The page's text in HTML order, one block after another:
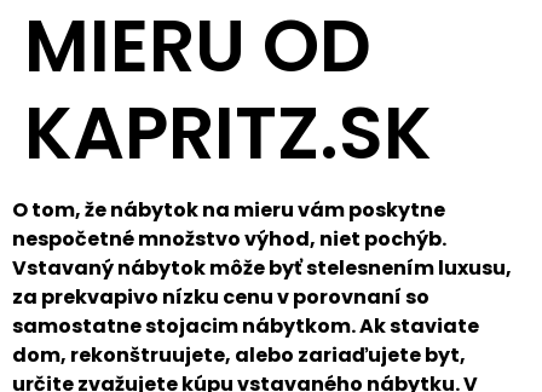
MIERU OD
KAPRITZ.SK
O tom, že nábytok na mieru vám poskytne
nespočetné množstvo výhod, niet pochýb.
Vstavaný nábytok môže byť stelesnením luxusu,
za prekvapivo nízku cenu v porovnaní so
samostatne stojacim nábytkom. Ak staviate
dom, rekonštruujete, alebo zariaďujete byt,
určite zvažujete kúpu vstavaného nábytku. V